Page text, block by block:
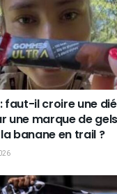
faut-il croire une
une marque de
banane en trail ?